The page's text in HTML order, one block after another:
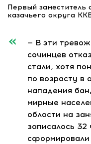
Первый заместитель
казачьего округа
— В эти
сочинцев
стали, хотя
по возрасту в
нападения
мирные
области на
записалось
сформировали